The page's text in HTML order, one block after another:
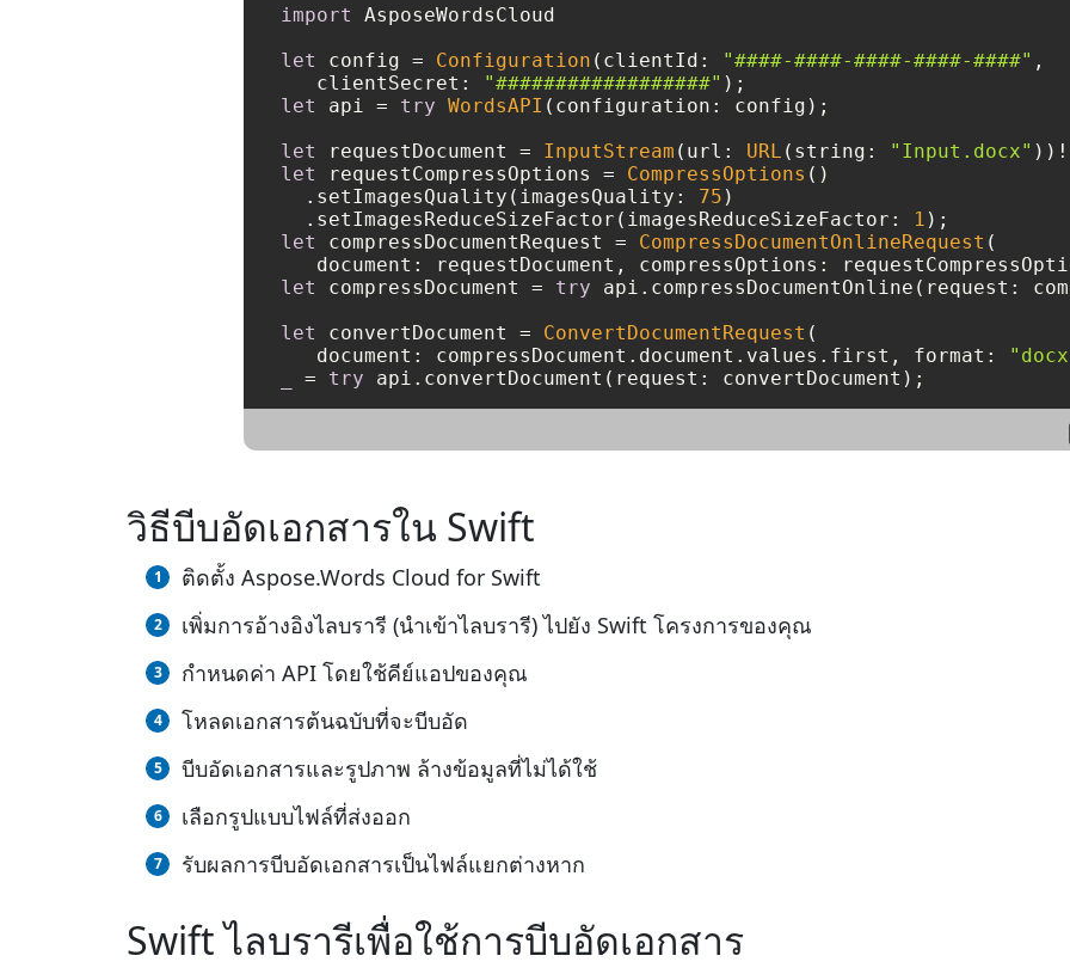
import
AsposeWordsCloud
let
config = Configuration (clientId: "####-####-####-####-####" ,
   clientSecret:
"##################"
let
api = try WordsAPI (configuration: config);
let
requestDocument = InputStream (url: URL (string: "Input.docx" )) !
let
requestCompressOptions = CompressOptions ()
  .setImagesQuality(imagesQuality:
75 )
  .setImagesReduceSizeFactor(imagesReduceSizeFactor:
1
let
compressDocumentRequest = CompressDocumentOnlineRequest (
let
compressDocument = try api.compressDocumentOnline(request:
let
convertDocument = ConvertDocumentRequest (
   document: compressDocument.document.values.first, format:
= try api.convertDocument(request: convertDocument);
วิธีบีบอัดเอกสารใน Swift
ติดตั้ง Aspose.Words Cloud for Swift
เพิ่มการอ้างอิงไลบรารี (นำเข้าไลบรารี) ไปยัง Swift โครงการของคุณ
กำหนดค่า API โดยใช้คีย์แอปของคุณ
โหลดเอกสารต้นฉบับที่จะบีบอัด
บีบอัดเอกสารและรูปภาพ ล้างข้อมูลที่ไม่ได้ใช้
เลือกรูปแบบไฟล์ที่ส่งออก
รับผลการบีบอัดเอกสารเป็นไฟล์แยกต่างหาก
Swift ไลบรารีเพื่อใช้การบีบอัดเอกสาร